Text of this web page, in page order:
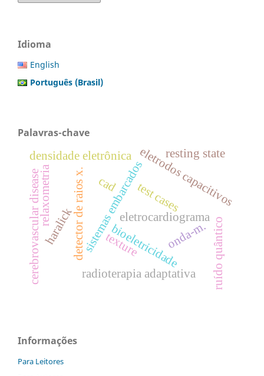
Idioma
English
Português (Brasil)
Palavras-chave
detector de raios x. bioeletricidade
sistemas embarcadoseletrocardiograma
eletrodos capacitivos
ruído quântico
radioterapia adaptativa
test cases
onda-m.
cad
haralick texture
densidade eletrônica
cerebrovascular disease
resting state
relaxometria
Informações
Para Leitores